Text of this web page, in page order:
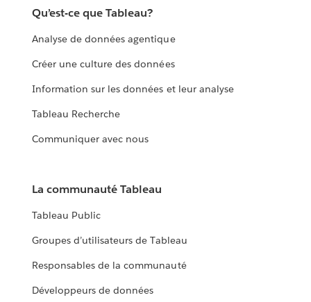
Qu’est-ce que Tableau?
Analyse de données agentique
Créer une culture des données
Information sur les données et leur analyse
Tableau Recherche
Communiquer avec nous
La communauté Tableau
Tableau Public
Groupes d’utilisateurs de Tableau
Responsables de la communauté
Développeurs de données